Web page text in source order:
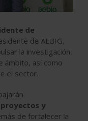
de
de AEBIG,
la investigación,
ámbito, así como
el sector.
proyectos y
de fortalecer la